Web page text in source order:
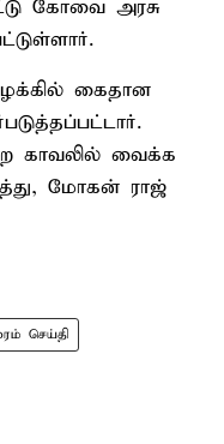
கோவை அரசு
கைதான
காவலில் வைக்க
மோகன் ராஜ்
செய்தி